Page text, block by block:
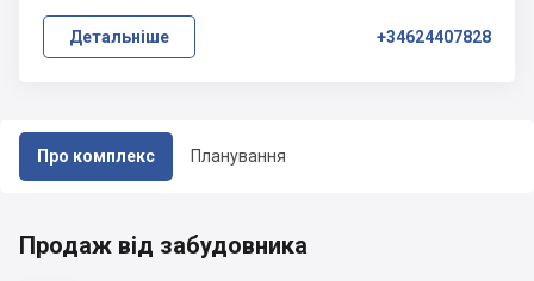
Про комплекс Планування
Детальніше +34624407828
Продаж від забудовника